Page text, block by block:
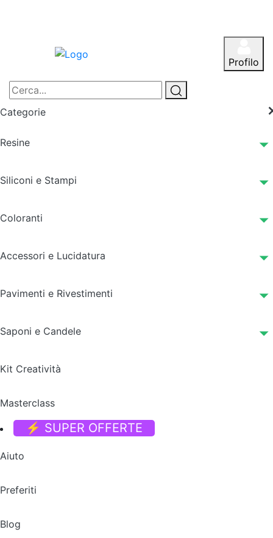
Profilo
Categorie
Resine
Siliconi e Stampi
Coloranti
Accessori e Lucidatura
Pavimenti e Rivestimenti
Saponi e Candele
Kit Creatività
Masterclass
⚡ SUPER OFFERTE
Aiuto
Preferiti
Blog